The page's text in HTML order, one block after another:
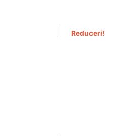
Reduceri!